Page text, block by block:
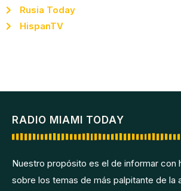
Rusia Today
HispanTV
RADIO MIAMI TODAY
Nuestro propósito es el de informar con
sobre los temas de más palpitante de la